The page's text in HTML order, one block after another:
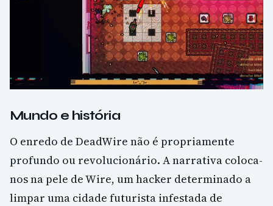
Mundo e história
O enredo de DeadWire não é propriamente
profundo ou revolucionário. A narrativa coloca-
nos na pele de Wire, um hacker determinado a
limpar uma cidade futurista infestada de